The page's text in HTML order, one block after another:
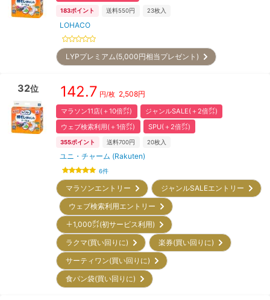
183ポイント 送料550円 23枚入
LOHACO
LYPプレミアム(5,000円相当プレゼント)
32位 142.7 円/枚 2,508円
マラソン11店(＋10倍㌽)
ジャンルSALE(＋2倍㌽)
ウェブ検索利用(＋1倍㌽)
SPU(＋2倍㌽)
355ポイント 送料700円 20枚入
ユニ・チャーム (Rakuten)
6件
マラソンエントリー
ジャンルSALEエントリー
ウェブ検索利用エントリー
＋1,000㌽(初サービス利用)
ラクマ(買い回りに)
楽券(買い回りに)
サーティワン(買い回りに)
食パン袋(買い回りに)